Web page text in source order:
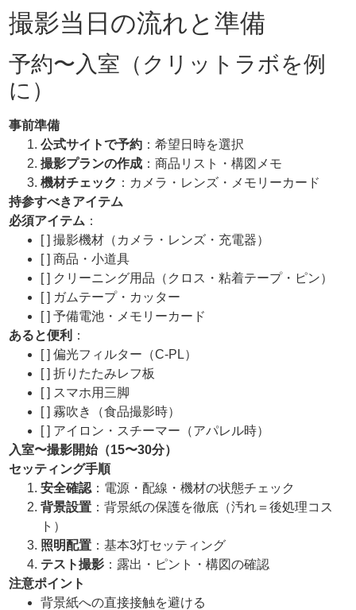
撮影当日の流れと準備
予約〜入室（クリットラボを例
に）
事前準備
公式サイトで予約 ：希望日時を選択
撮影プランの作成 ：商品リスト・構図メモ
機材チェック ：カメラ・レンズ・メモリーカード
持参すべきアイテム
必須アイテム ：
[ ] 撮影機材（カメラ・レンズ・充電器）
[ ] 商品・小道具
[ ] クリーニング用品（クロス・粘着テープ・ピン）
[ ] ガムテープ・カッター
[ ] 予備電池・メモリーカード
あると便利 ：
[ ] 偏光フィルター（C-PL）
[ ] 折りたたみレフ板
[ ] スマホ用三脚
[ ] 霧吹き（食品撮影時）
[ ] アイロン・スチーマー（アパレル時）
入室〜撮影開始（15〜30分）
セッティング手順
安全確認 ：電源・配線・機材の状態チェック
背景設置 ：背景紙の保護を徹底（汚れ＝後処理コス
ト）
照明配置 ：基本3灯セッティング
テスト撮影 ：露出・ピント・構図の確認
注意ポイント
背景紙への直接接触を避ける